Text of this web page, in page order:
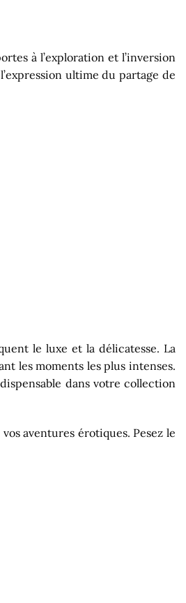
à l’exploration et l’inversion
ultime du partage de
le luxe et la délicatesse. La
les moments les plus intenses.
dans votre collection
aventures érotiques. Pesez le